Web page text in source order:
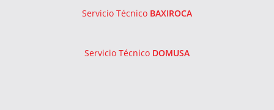
Servicio Técnico BAXIROCA
Servicio Técnico DOMUSA